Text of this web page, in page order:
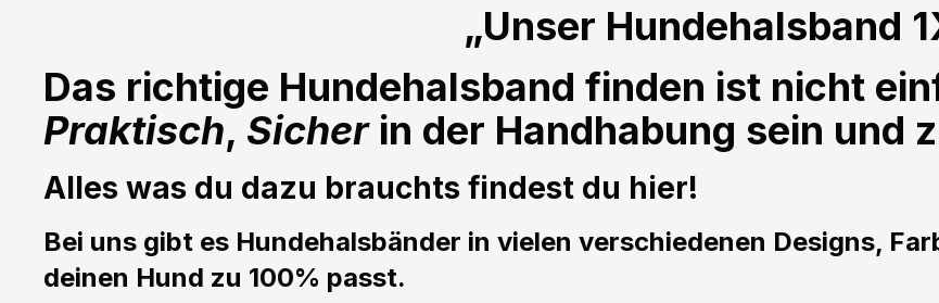
„Unser Hundehalsband
Das richtige Hundehalsband finden ist nicht
Praktisch, Sicherin der Handhabung sein und
Alles was du dazu brauchts findest du hier!
Bei uns gibt es Hundehalsbänder in vielen verschiedenen Designs,
deinen Hund zu 100% passt.